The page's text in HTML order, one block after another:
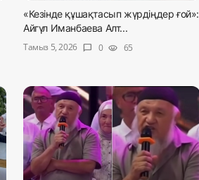
«Кезінде құшақтасып жүрдіңдер ғой»:
Айгүл Иманбаева Алт...
Тамыз 5, 2026
chat_bubble 0 visibility 65